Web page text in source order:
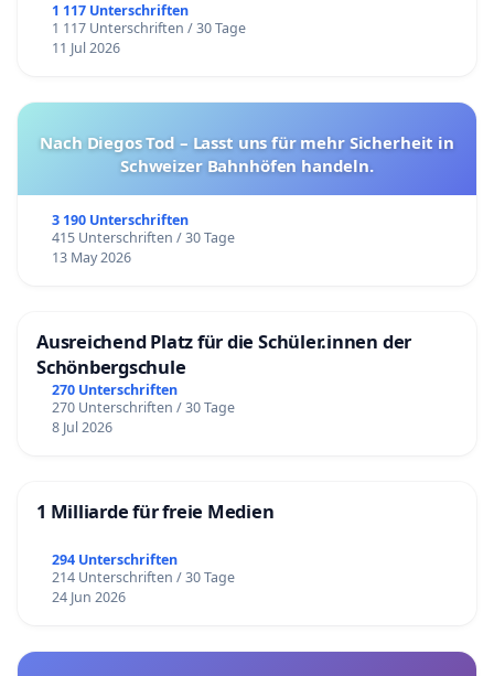
1 117 Unterschriften
1 117 Unterschriften / 30 Tage
11 Jul 2026
Nach Diegos Tod – Lasst uns für mehr Sicherheit in
Schweizer Bahnhöfen handeln.
3 190 Unterschriften
415 Unterschriften / 30 Tage
13 May 2026
Ausreichend Platz für die Schüler.innen der
Schönbergschule
270 Unterschriften
270 Unterschriften / 30 Tage
8 Jul 2026
1 Milliarde für freie Medien
294 Unterschriften
214 Unterschriften / 30 Tage
24 Jun 2026